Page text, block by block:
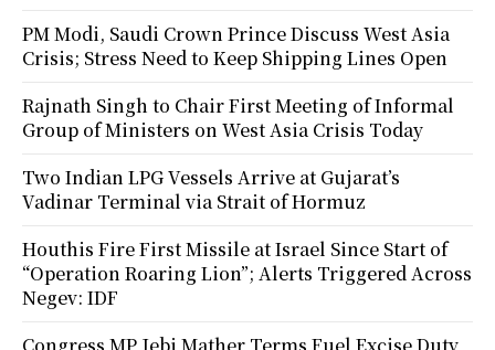
PM Modi, Saudi Crown Prince Discuss West Asia
Crisis; Stress Need to Keep Shipping Lines Open
Rajnath Singh to Chair First Meeting of Informal
Group of Ministers on West Asia Crisis Today
Two Indian LPG Vessels Arrive at Gujarat’s
Vadinar Terminal via Strait of Hormuz
Houthis Fire First Missile at Israel Since Start of
“Operation Roaring Lion”; Alerts Triggered Across
Negev: IDF
Congress MP Jebi Mather Terms Fuel Excise Duty